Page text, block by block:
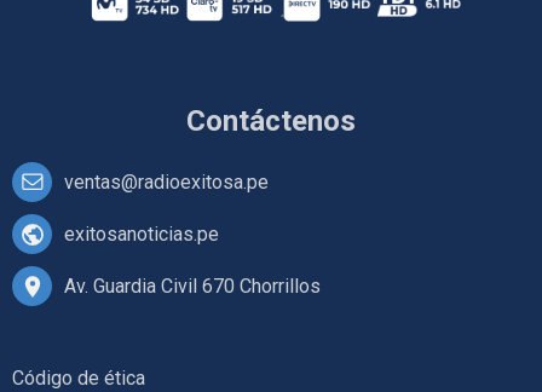
Contáctenos
ventas@radioexitosa.pe
exitosanoticias.pe
Av. Guardia Civil 670 Chorrillos
Código de ética